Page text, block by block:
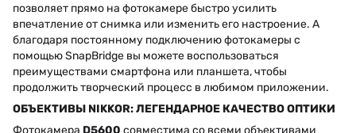
позволяет прямо на фотокамере быстро усилить
впечатление от снимка или изменить его настроение. А
благодаря постоянному подключению фотокамеры с
помощью SnapBridge вы можете воспользоваться
преимуществами смартфона или планшета, чтобы
продолжить творческий процесс в любимом приложении.
ОБЪЕКТИВЫ NIKKOR: ЛЕГЕНДАРНОЕ КАЧЕСТВО ОПТИКИ
Фотокамера D5600 совместима со всеми объективами